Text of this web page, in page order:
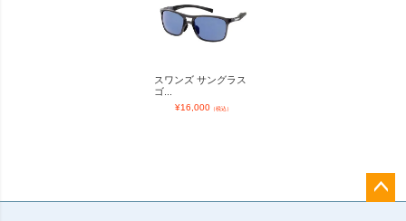
スワンズ サングラス
ゴ...
¥16,000（税込）